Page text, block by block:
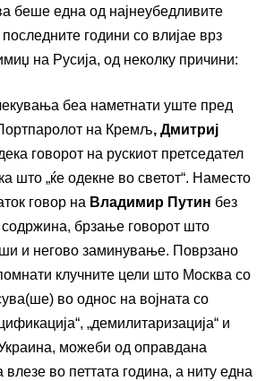
беше една од најнеубедливите
години со влијае врз
на Русија, од неколку причини:
беа наметнати уште пред
на Кремљ, Дмитриј
говорот на рускиот претседател
што „ќе одекне во светот“. Наместо
говор на Владимир Путин без
содржина, брзање говорот што
и негово заминување. Поврзано
клучните цели што Москва со
во однос на војната со
„демилитаризација“ и
можеби од оправдана
влезе во петтата година, а ниту една